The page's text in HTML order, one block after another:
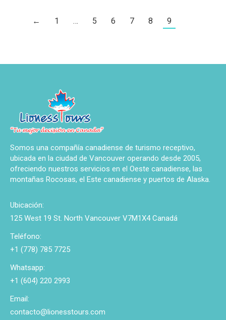
← 1 … 5 6 7 8 9
Somos una compañía canadiense de turismo receptivo,
ubicada en la ciudad de Vancouver operando desde 2005,
ofreciendo nuestros servicios en el Oeste canadiense, las
montañas Rocosas, el Este canadiense y puertos de Alaska.
Ubicación:
125 West 19 St. North Vancouver V7M1X4 Canadá
Teléfono:
+1 (778) 785 7725
Whatsapp:
+1 (604) 220 2993
Email:
contacto@lionesstours.com